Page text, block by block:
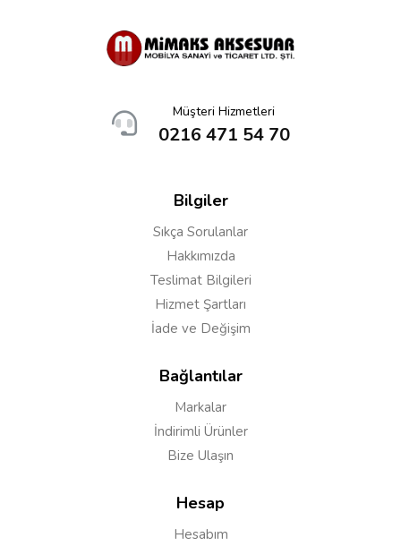
Müşteri Hizmetleri
0216 471 54 70
Bilgiler
Sıkça Sorulanlar
Hakkımızda
Teslimat Bilgileri
Hizmet Şartları
İade ve Değişim
Bağlantılar
Markalar
İndirimli Ürünler
Bize Ulaşın
Hesap
Hesabım